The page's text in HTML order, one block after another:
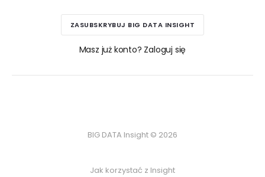
ZASUBSKRYBUJ BIG DATA INSIGHT
Masz już konto? Zaloguj się
BIG DATA Insight © 2026
Jak korzystać z Insight